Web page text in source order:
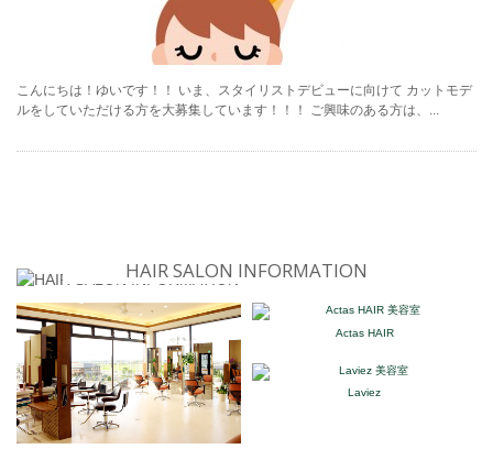
こんにちは！ゆいです！！ いま、スタイリストデビューに向けて カットモデ
ルをしていただける方を大募集しています！！！ ご興味のある方は、...
HAIR SALON INFORMATION
Actas HAIR
Laviez